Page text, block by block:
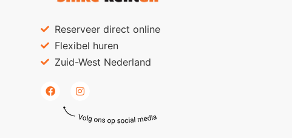
Reserveer direct online
Flexibel huren
Zuid-West Nederland